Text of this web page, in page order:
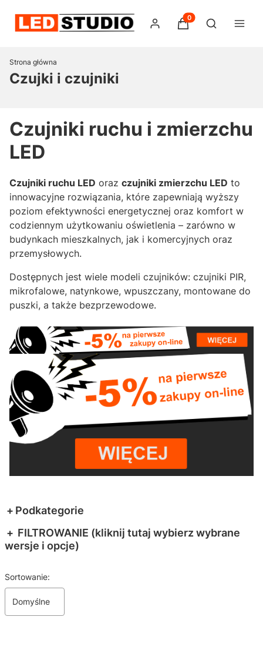
Produkty w
Otwórz
Strona główna
Czujki i czujniki
Czujniki ruchu i zmierzchu
LED
Czujniki ruchu LED oraz czujniki zmierzchu LED to
innowacyjne rozwiązania, które zapewniają wyższy
poziom efektywności energetycznej oraz komfort w
codziennym użytkowaniu oświetlenia – zarówno w
budynkach mieszkalnych, jak i komercyjnych oraz
przemysłowych.
Dostępnych jest wiele modeli czujników: czujniki PIR,
mikrofalowe, natynkowe, wpuszczany, montowane do
puszki, a także bezprzewodowe.
Podkategorie
FILTROWANIE (kliknij tutaj wybierz wybrane
wersje i opcje)
Lista produktów
Sortowanie:
Domyślne